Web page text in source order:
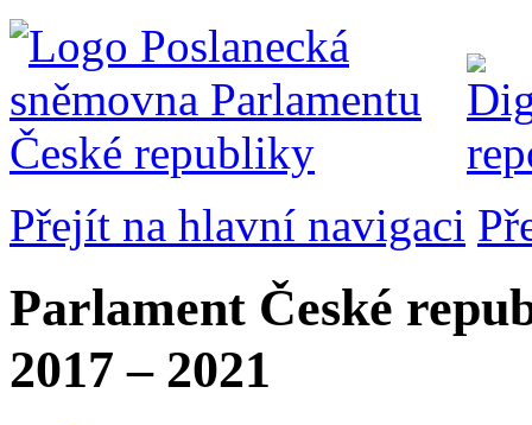
Přejít na hlavní navigaci
Parlament České
2017 – 2021